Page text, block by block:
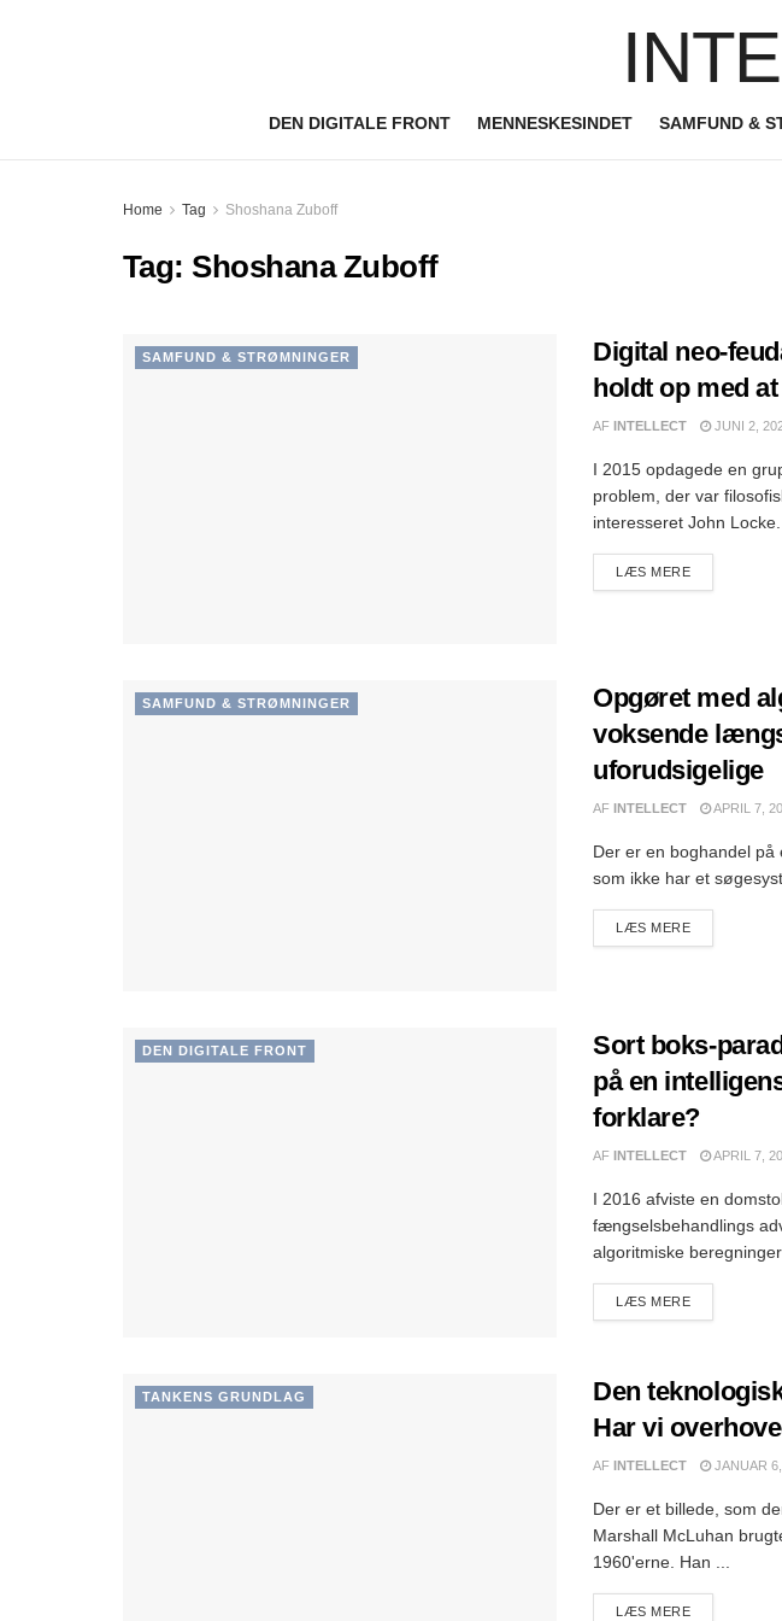
DEN DIGITALE FRONT MENNESKESINDET SAMFUND &
Home Tag Shoshana Zuboff
Tag: Shoshana Zuboff
SAMFUND & STRØMNINGER
Digital neo-
holdt op med
AF INTELLECT JUNI 2,
I 2015 opdagede en
problem, der var
interesseret John Locke.
LÆS MEREDETAILS
SAMFUND & STRØMNINGER
Opgøret med
voksende
uforudsigelige
AF INTELLECT APRIL 7,
Der er en boghandel på
som ikke har et
LÆS MEREDETAILS
DEN DIGITALE FRONT
Sort boks-
på en
forklare?
AF INTELLECT APRIL 7,
I 2016 afviste en
fængselsbehandlings
algoritmiske beregninger
LÆS MEREDETAILS
TANKENS GRUNDLAG
Den
Har vi
AF INTELLECT JANUAR
Der er et billede, som
Marshall McLuhan
1960'erne. Han ...
LÆS MEREDETAILS